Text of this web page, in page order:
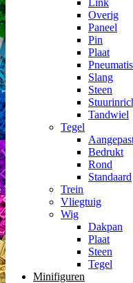
Overig
Paneel
Pin
Plaat
Slang
Steen
Tandwiel
Tegel
Bedrukt
Rond
Standaard
Trein
Vliegtuig
Wig
Dakpan
Plaat
Steen
Tegel
Minifiguren